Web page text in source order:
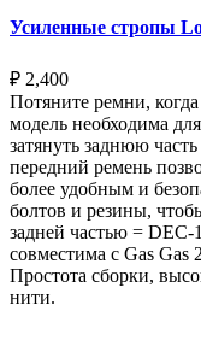
Усиленные стропы
₽ 2,400
Потяните ремни,
модель необходима
затянуть заднюю
передний ремень
более удобным и
болтов и резины,
задней частью = DEC-
совместима с Gas
Простота сборки,
нити.